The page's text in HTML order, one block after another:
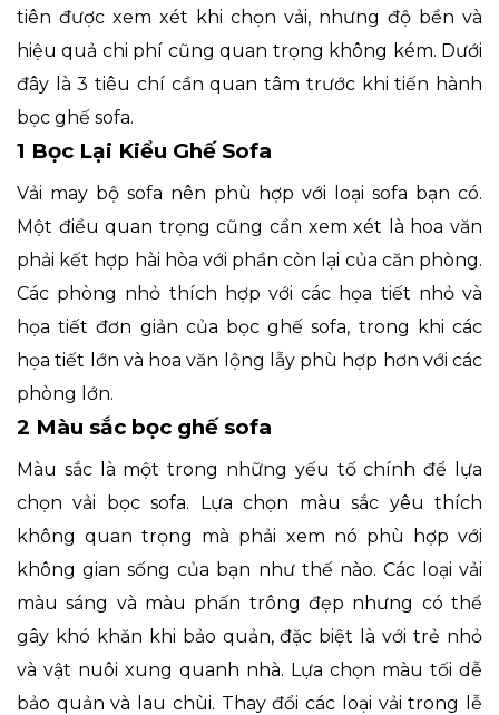
tiên được xem xét khi chọn vải, nhưng độ bền và
hiệu quả chi phí cũng quan trọng không kém. Dưới
đây là 3 tiêu chí cần quan tâm trước khi tiến hành
bọc ghế sofa.
1 Bọc Lại Kiểu Ghế Sofa
Vải may bộ sofa nên phù hợp với loại sofa bạn có.
Một điều quan trọng cũng cần xem xét là hoa văn
phải kết hợp hài hòa với phần còn lại của căn phòng.
Các phòng nhỏ thích hợp với các họa tiết nhỏ và
họa tiết đơn giản của bọc ghế sofa, trong khi các
họa tiết lớn và hoa văn lộng lẫy phù hợp hơn với các
phòng lớn.
2 Màu sắc bọc ghế sofa
Màu sắc là một trong những yếu tố chính để lựa
chọn vải bọc sofa. Lựa chọn màu sắc yêu thích
không quan trọng mà phải xem nó phù hợp với
không gian sống của bạn như thế nào. Các loại vải
màu sáng và màu phấn trông đẹp nhưng có thể
gây khó khăn khi bảo quản, đặc biệt là với trẻ nhỏ
và vật nuôi xung quanh nhà. Lựa chọn màu tối dễ
bảo quản và lau chùi. Thay đổi các loại vải trong lễ